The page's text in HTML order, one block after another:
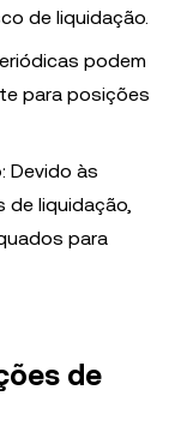
de liquidação.
podem
para posições
: Devido às
de liquidação,
para
de